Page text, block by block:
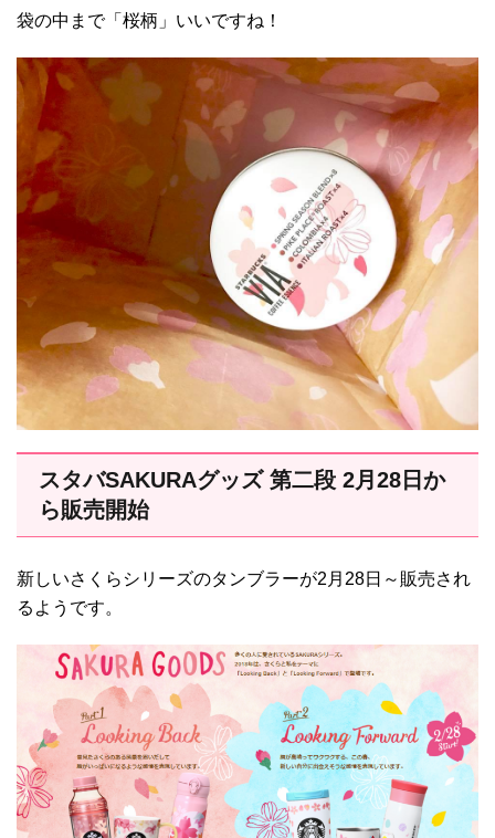
袋の中まで「桜柄」いいですね！
スタバSAKURAグッズ 第二段 2月28日か
ら販売開始
新しいさくらシリーズのタンブラーが2月28日～販売され
るようです。